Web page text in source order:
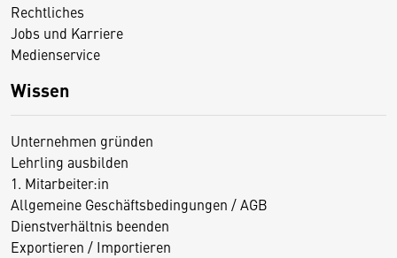
Rechtliches
Jobs und Karriere
Medienservice
Wissen
Unternehmen gründen
Lehrling ausbilden
1. Mitarbeiter:in
Allgemeine Geschäftsbedingungen / AGB
Dienstverhältnis beenden
Exportieren / Importieren